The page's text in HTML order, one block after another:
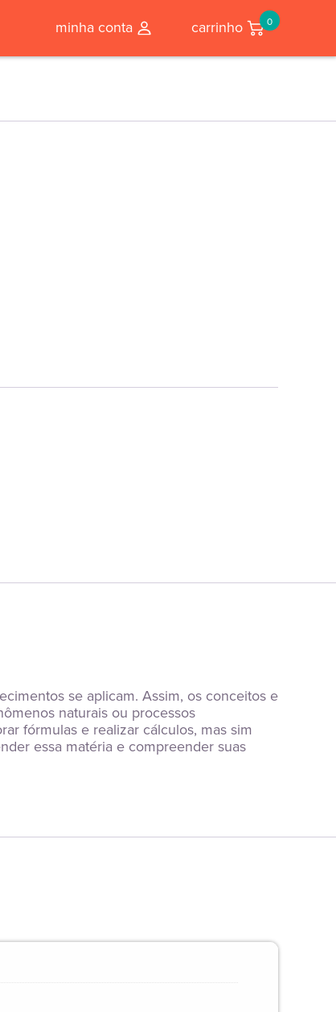
minha conta carrinho 0
se aplicam. Assim, os conceitos e
naturais ou processos
fórmulas e realizar cálculos, mas sim
essa matéria e compreender suas